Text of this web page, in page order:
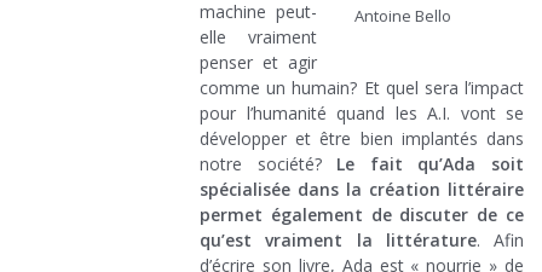
Antoine Bello
machine peut-
elle vraiment
penser et agir
comme un humain? Et quel sera l’impact
pour l’humanité quand les A.I. vont se
développer et être bien implantés dans
notre société? Le fait qu’Ada soit
spécialisée dans la création littéraire
permet également de discuter de ce
qu’est vraiment la littérature. Afin
d’écrire son livre, Ada est « nourrie » de